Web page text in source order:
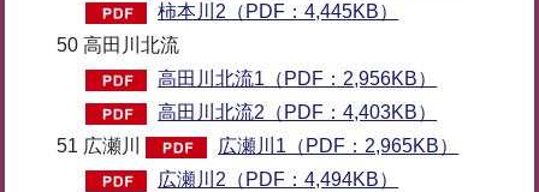
柿本川2（PDF：4,445KB）
50 高田川北流
高田川北流1（PDF：2,956KB）
高田川北流2（PDF：4,403KB）
51 広瀬川
広瀬川1（PDF：2,965KB）
広瀬川2（PDF：4,494KB）